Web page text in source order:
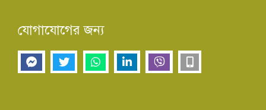
যোগাযোগের জন্য